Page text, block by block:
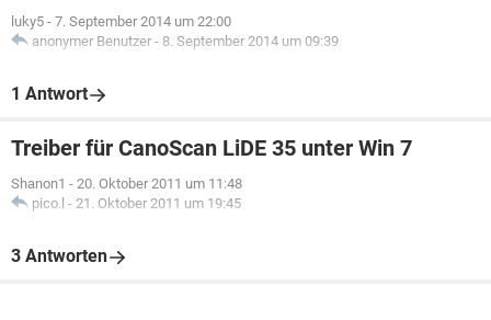
luky5 - 7. September 2014 um 22:00
anonymer Benutzer - 8. September 2014 um 09:39
1 Antwort
Treiber für CanoScan LiDE 35 unter Win 7
Shanon1 - 20. Oktober 2011 um 11:48
pico.l - 21. Oktober 2011 um 19:45
3 Antworten